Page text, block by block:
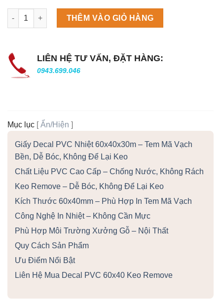
Máy làm đá viên Scotsman NW458AS số lượng
THÊM VÀO GIỎ HÀNG
LIÊN HỆ TƯ VẤN, ĐẶT HÀNG:
0943.699.046
Mục lục [Ẩn/Hiện ]
Giấy Decal PVC Nhiệt 60x40x30m – Tem Mã Vạch
Bền, Dễ Bóc, Không Để Lại Keo
Chất Liệu PVC Cao Cấp – Chống Nước, Không Rách
Keo Remove – Dễ Bóc, Không Để Lại Keo
Kích Thước 60x40mm – Phù Hợp In Tem Mã Vạch
Công Nghệ In Nhiệt – Không Cần Mực
Phù Hợp Môi Trường Xưởng Gỗ – Nội Thất
Quy Cách Sản Phẩm
Ưu Điểm Nổi Bật
Liên Hệ Mua Decal PVC 60x40 Keo Remove